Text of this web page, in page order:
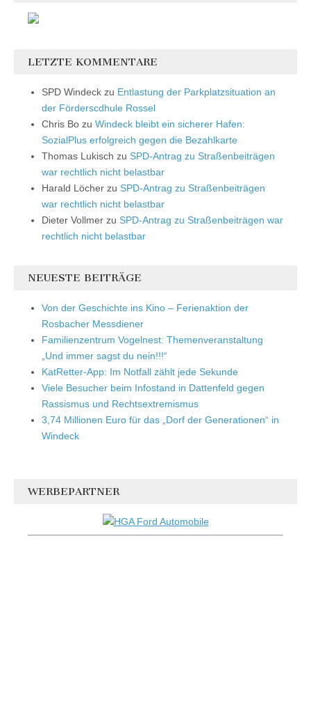
LETZTE KOMMENTARE
SPD Windeck zu Entlastung der Parkplatzsituation an
der Förderscdhule Rossel
Chris Bo zu Windeck bleibt ein sicherer Hafen:
SozialPlus erfolgreich gegen die Bezahlkarte
Thomas Lukisch zu SPD-Antrag zu Straßenbeiträgen
war rechtlich nicht belastbar
Harald Löcher zu SPD-Antrag zu Straßenbeiträgen
war rechtlich nicht belastbar
Dieter Vollmer zu SPD-Antrag zu Straßenbeiträgen war
rechtlich nicht belastbar
NEUESTE BEITRÄGE
Von der Geschichte ins Kino – Ferienaktion der
Rosbacher Messdiener
Familienzentrum Vogelnest: Themenveranstaltung
„Und immer sagst du nein!!!“
KatRetter-App: Im Notfall zählt jede Sekunde
Viele Besucher beim Infostand in Dattenfeld gegen
Rassismus und Rechtsextremismus
3,74 Millionen Euro für das „Dorf der Generationen“ in
Windeck
WERBEPARTNER